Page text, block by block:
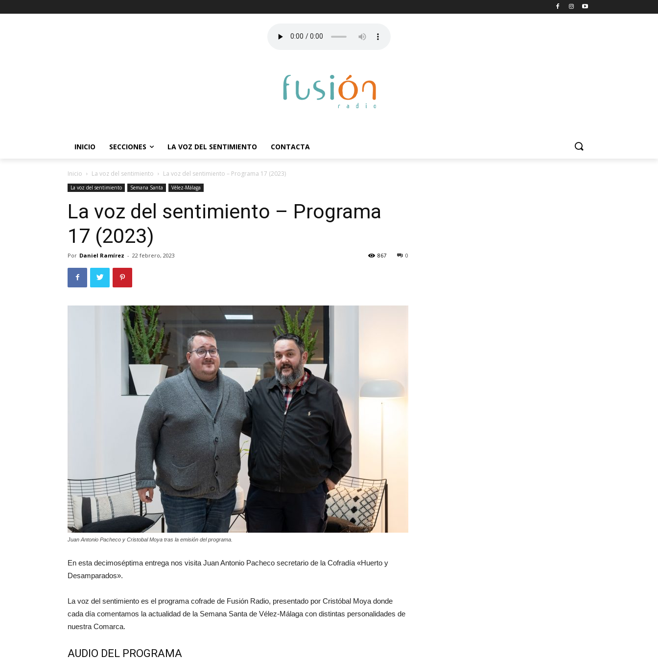
INICIO SECCIONES LA VOZ DEL SENTIMIENTO CONTACTA
Inicio La voz del sentimiento La voz del sentimiento – Programa 17 (2023)
La voz del sentimiento Semana Santa Vélez-Málaga
La voz del sentimiento – Programa
17 (2023)
Por Daniel Ramírez - 22 febrero, 2023 0
867
Juan Antonio Pacheco y Cristobal Moya tras la emisión del programa.
En esta decimoséptima entrega nos visita Juan Antonio Pacheco secretario de la Cofradía «Huerto y
Desamparados».
La voz del sentimiento es el programa cofrade de Fusión Radio, presentado por Cristóbal Moya donde
cada día comentamos la actualidad de la Semana Santa de Vélez-Málaga con distintas personalidades de
nuestra Comarca.
AUDIO DEL PROGRAMA